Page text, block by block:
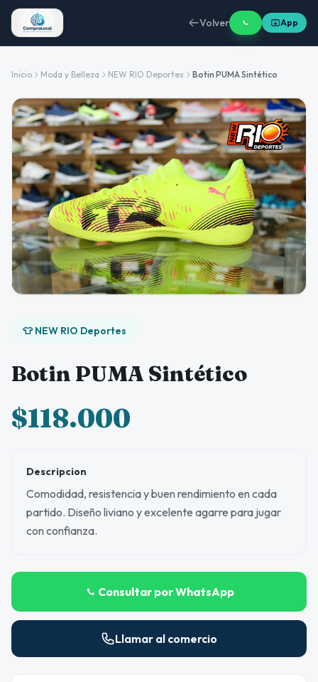
Volver App
Inicio Moda y Belleza NEW RIO Deportes Botin PUMA Sintético
👕 NEW RIO Deportes
Botin PUMA Sintético
$118.000
Descripcion
Comodidad, resistencia y buen rendimiento en cada
partido. Diseño liviano y excelente agarre para jugar
con confianza.
Consultar por WhatsApp
Llamar al comercio